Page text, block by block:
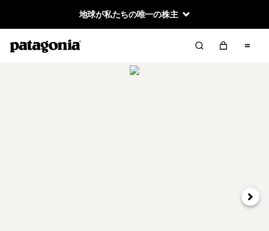
地球が私たちの唯一の株主
次へ